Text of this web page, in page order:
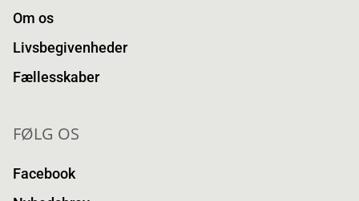
Om os
Livsbegivenheder
Fællesskaber
FØLG OS
Facebook